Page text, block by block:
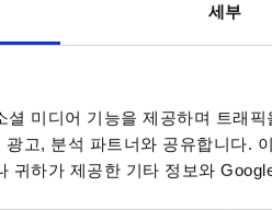
세부
셜 미디어 기능을 제공하며 트래
고, 분석 파트너와 공유합니다.
귀하가 제공한 기타 정보와
구성 테스트입니다. 다음 단계로
한 절차를 마친 후에 시장에 선보이는
& 미션
의 본질은 경쟁력 및 조직 생명력에 있
소들은 서로 상호 작용 하며 어느 하나